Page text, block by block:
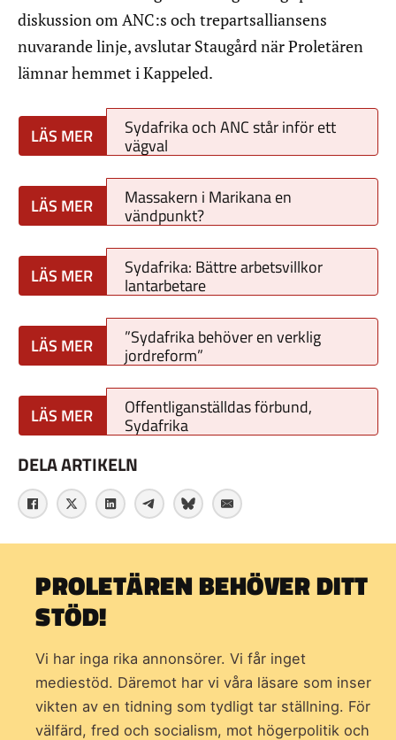
diskussion om ANC:s och trepartsalliansens
nuvarande linje, avslutar Staugård när Proletären
lämnar hemmet i Kappeled.
Sydafrika och ANC står inför ett
vägval
Massakern i Marikana en
vändpunkt?
Sydafrika: Bättre arbetsvillkor
lantarbetare
”Sydafrika behöver en verklig
jordreform”
Offentliganställdas förbund,
Sydafrika
DELA ARTIKELN
PROLETÄREN BEHÖVER DITT
STÖD!
Vi har inga rika annonsörer. Vi får inget
mediestöd. Däremot har vi våra läsare som inser
vikten av en tidning som tydligt tar ställning. För
välfärd, fred och socialism, mot högerpolitik och